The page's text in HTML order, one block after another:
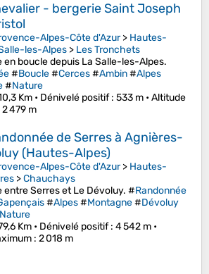
- bergerie Saint Joseph
Alpes-Côte d'Azur> Hautes-
les-Alpes > Les Tronchets
en boucle depuis La Salle-les-Alpes.
#Boucle#Cerces#Ambin#Alpes
#Nature
Km • Dénivelé positif: 533 m •Altitude
2 479 m
de Serres à Agnières-
(Hautes-Alpes)
Alpes-Côte d'Azur> Hautes-
>Chauchays
entre Serres et Le Dévoluy. #Randonnée
#Alpes#Montagne#Dévoluy
Nature
Km • Dénivelé positif: 4 542 m •
: 2 018 m